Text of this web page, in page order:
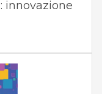
innovazione